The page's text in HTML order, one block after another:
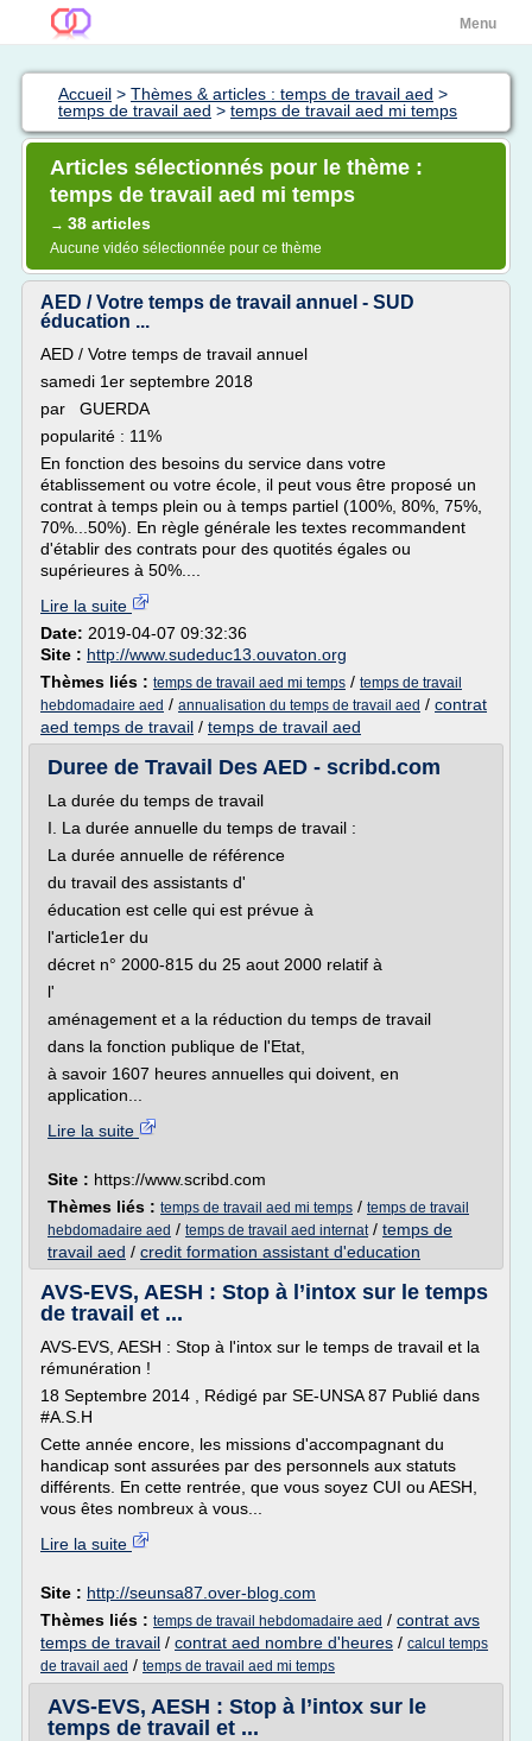
Menu
Accueil > Thèmes & articles : temps de travail aed >
temps de travail aed > temps de travail aed mi temps
Articles sélectionnés pour le thème :
temps de travail aed mi temps
→ 38 articles
Aucune vidéo sélectionnée pour ce thème
AED / Votre temps de travail annuel - SUD
éducation ...
AED / Votre temps de travail annuel
samedi 1er septembre 2018
par GUERDA
popularité : 11%
En fonction des besoins du service dans votre
établissement ou votre école, il peut vous être proposé un
contrat à temps plein ou à temps partiel (100%, 80%, 75%,
70%...50%). En règle générale les textes recommandent
d'établir des contrats pour des quotités égales ou
supérieures à 50%....
Lire la suite
Date: 2019-04-07 09:32:36
Site : http://www.sudeduc13.ouvaton.org
Thèmes liés : temps de travail aed mi temps / temps de travail
hebdomadaire aed / annualisation du temps de travail aed / contrat
aed temps de travail / temps de travail aed
Duree de Travail Des AED - scribd.com
La durée du temps de travail
I. La durée annuelle du temps de travail :
La durée annuelle de référence
du travail des assistants d'
éducation est celle qui est prévue à
l'article1er du
décret n° 2000-815 du 25 aout 2000 relatif à
l'
aménagement et a la réduction du temps de travail
dans la fonction publique de l'Etat,
à savoir 1607 heures annuelles qui doivent, en
application...
Lire la suite
Site : https://www.scribd.com
Thèmes liés : temps de travail aed mi temps / temps de travail
hebdomadaire aed / temps de travail aed internat/ temps de
travail aed / credit formation assistant d'education
AVS-EVS, AESH : Stop à l’intox sur le temps
de travail et ...
AVS-EVS, AESH : Stop à l'intox sur le temps de travail et la
rémunération !
18 Septembre 2014 , Rédigé par SE-UNSA 87 Publié dans
#A.S.H
Cette année encore, les missions d'accompagnant du
handicap sont assurées par des personnels aux statuts
différents. En cette rentrée, que vous soyez CUI ou AESH,
vous êtes nombreux à vous...
Lire la suite
Site : http://seunsa87.over-blog.com
Thèmes liés : temps de travail hebdomadaire aed / contrat avs
temps de travail / contrat aed nombre d'heures / calcul temps
de travail aed / temps de travail aed mi temps
AVS-EVS, AESH : Stop à l’intox sur le
temps de travail et ...